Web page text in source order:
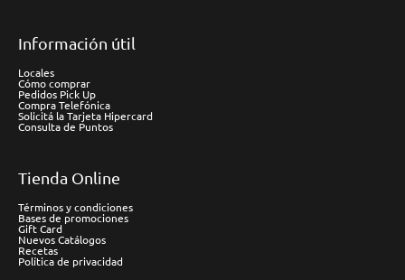
Información útil
Locales
Cómo comprar
Pedidos Pick Up
Compra Telefónica
Solicitá la Tarjeta Hipercard
Consulta de Puntos
Tienda Online
Términos y condiciones
Bases de promociones
Gift Card
Nuevos Catálogos
Recetas
Política de privacidad